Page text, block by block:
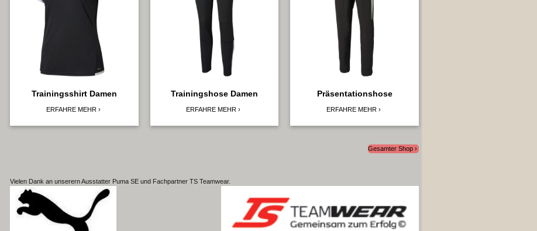
Trainingsshirt Damen
ERFAHRE MEHR
Trainingshose Damen
ERFAHRE MEHR
Präsentationshose
ERFAHRE MEHR
Gesamter Shop
Vielen Dank an unserern Ausstatter Puma SE und Fachpartner TS Teamwear.